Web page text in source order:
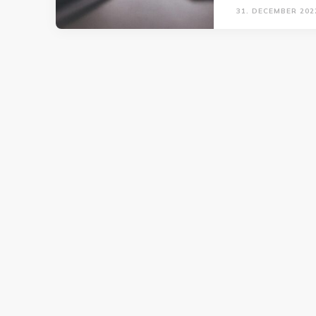
31. DECEMBER